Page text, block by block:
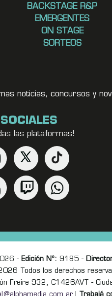
BACKSTAGE R&P
EMERGENTES
ON STAGE
SORTEOS
noticias, concursos y
las plataformas!
- Edición Nº: 9185 -
Todos los derechos
Freire 932, C1426AVT -